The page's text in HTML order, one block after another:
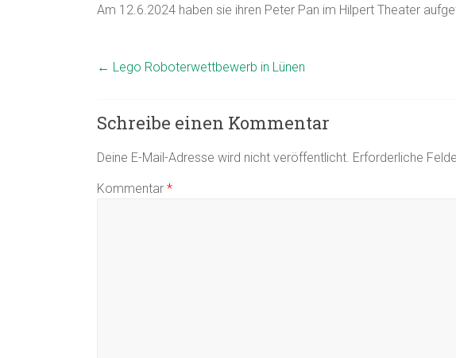
Am 12.6.2024 haben sie ihren Peter Pan im Hilpert Theater
← Lego Roboterwettbewerb in Lünen
Schreibe einen Kommentar
Deine E-Mail-Adresse wird nicht veröffentlicht. Erforderliche
Kommentar *